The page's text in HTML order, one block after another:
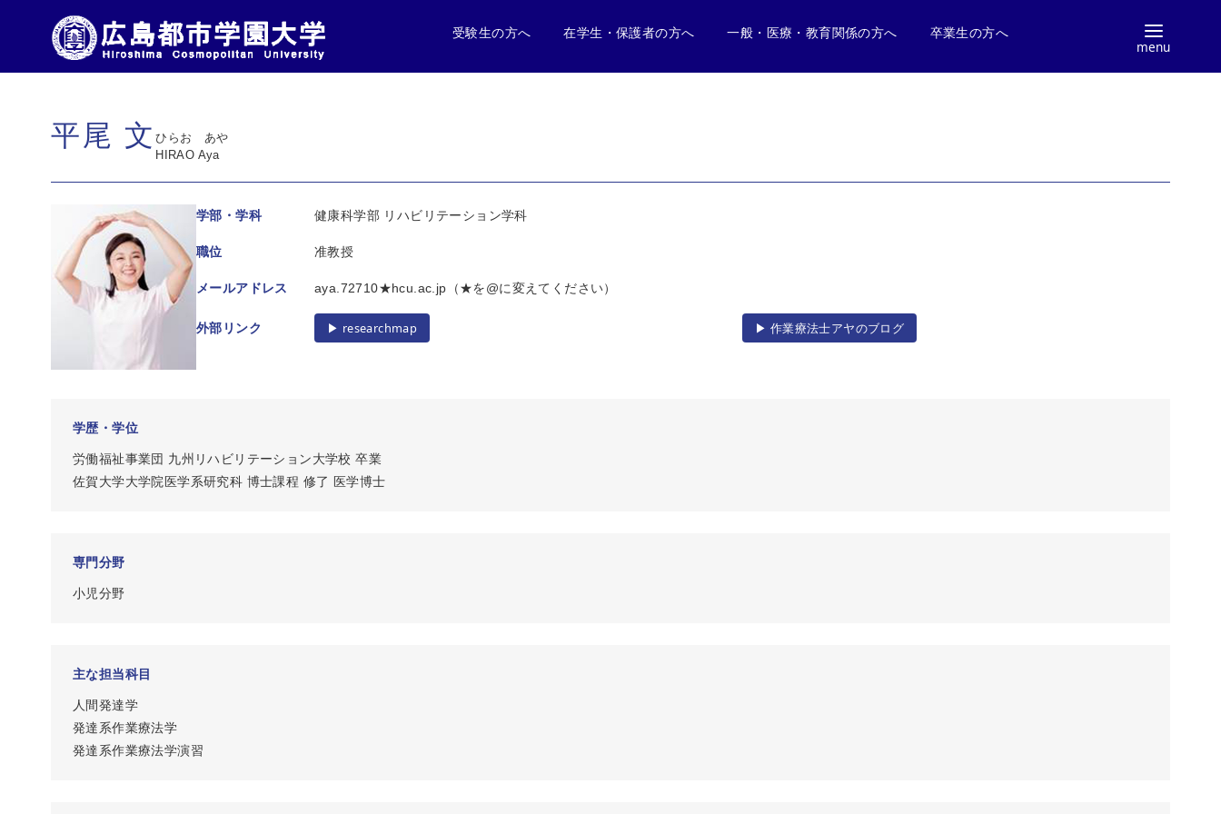
受験生の方へ 在学生・保護者の方へ 一般・医療・教育関係の方へ 卒業生の方へ
平尾 文ひらお あや
HIRAO Aya
学部・学科 健康科学部 リハビリテーション学科
職位 准教授
メールアドレス aya.72710★hcu.ac.jp（★を@に変えてください）
外部リンク ▶︎ researchmap ▶︎ 作業療法士アヤのブログ
学歴・学位
労働福祉事業団 九州リハビリテーション大学校 卒業
佐賀大学大学院医学系研究科 博士課程 修了 医学博士
専門分野
小児分野
主な担当科目
人間発達学
発達系作業療法学
発達系作業療法学演習